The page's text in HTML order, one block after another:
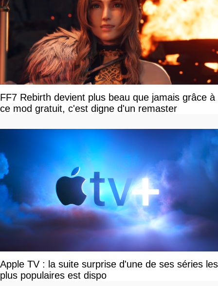
FF7 Rebirth devient plus beau que jamais grâce à
ce mod gratuit, c'est digne d'un remaster
Apple TV : la suite surprise d'une de ses séries les
plus populaires est dispo